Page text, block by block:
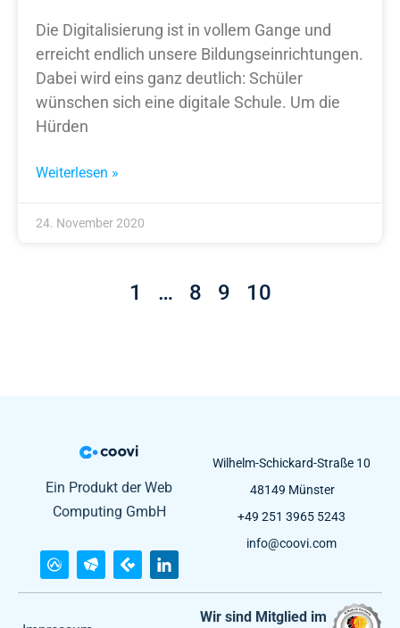
Die Digitalisierung ist in vollem Gange und
erreicht endlich unsere Bildungseinrichtungen.
Dabei wird eins ganz deutlich: Schüler
wünschen sich eine digitale Schule. Um die
Hürden
Weiterlesen »
24. November 2020
1 … 8 9 10
Ein Produkt der Web
Computing GmbH
Wilhelm-Schickard-Straße 10
48149 Münster
+49 251 3965 5243
info@coovi.com
Wir sind Mitglied im